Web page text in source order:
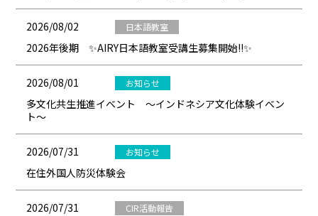
2026/08/02 日本語教室
2026年後期 ✨AIRY日本語教室受講生募集開始!!✨
2026/08/01 お知らせ
多文化共生推進イベント ～インドネシア文化体験イベン
ト～
2026/07/31 お知らせ
在住外国人防災体験会
2026/07/31 CIR活動報告